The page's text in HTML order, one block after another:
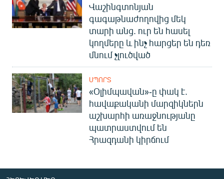
Վաշինգտոնյան
գագաթնաժողովից մեկ
տարի անց. ուր են հասել
կողմերը և ինչ հարցեր են դեռ
մնում չլուծված
ՍՊՈՐՏ
«Օլիմպավան»-ը փակ է.
հավաքականի մարզիկներն
աշխարհի առաջնությանը
պատրաստվում են
Հրազդանի կիրճում